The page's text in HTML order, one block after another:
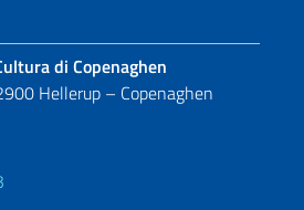
di Copenaghen
Hellerup – Copenaghen